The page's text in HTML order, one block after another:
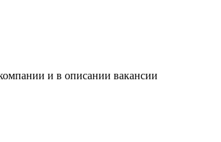
и в описании вакансии